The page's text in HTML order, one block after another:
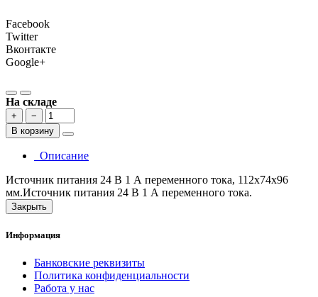
Facebook
Twitter
Вконтакте
Google+
На складе
+
−
В корзину
Описание
Источник питания 24 В 1 А переменного тока, 112х74х96
мм.Источник питания 24 В 1 А переменного тока.
Закрыть
Информация
Банковские реквизиты
Политика конфиденциальности
Работа у нас